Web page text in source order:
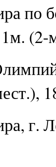
по
(2-
г.